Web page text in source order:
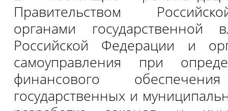
Правительством
органами государственной
Российской Федерации и
самоуправления при
финансового
государственных и